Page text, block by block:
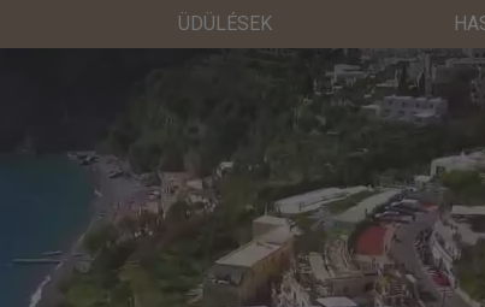
ÜDÜLÉSEK